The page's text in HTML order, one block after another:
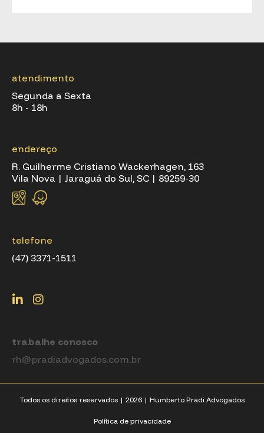
atendimento
Segunda a Sexta
8h - 18h
endereço
R. Guilherme Cristiano Wackerhagen, 163
Vila Nova | Jaraguá do Sul, SC | 89259-30
telefone
(47) 3371-1511
trabalhe conosco
rh@pradiadvogados.com.br
Todos os direitos reservados | 2026| Humberto Pradi Advogados
Política de privacidade